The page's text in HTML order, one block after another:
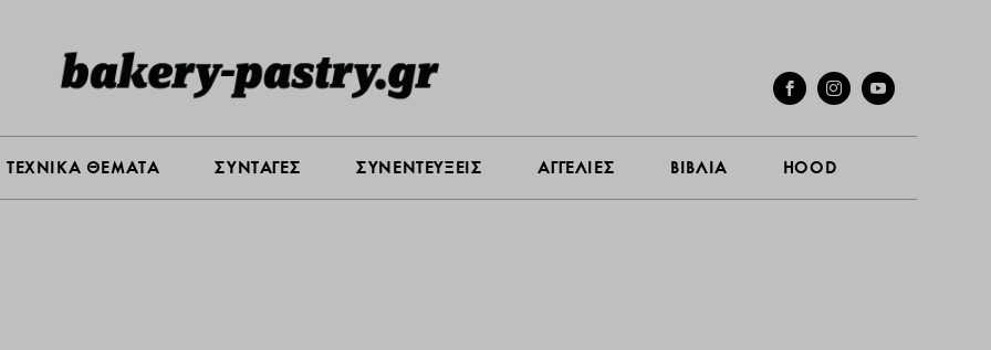
ΤΕΧΝΙΚΑ ΘΕΜΑΤΑ ΣΥΝΤΑΓΕΣ ΣΥΝΕΝΤΕΥΞΕΙΣ ΑΓΓΕΛΙΕΣ ΒΙΒΛΙΑ HOOD